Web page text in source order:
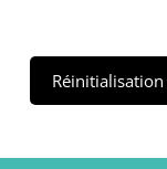
Réinitialisation